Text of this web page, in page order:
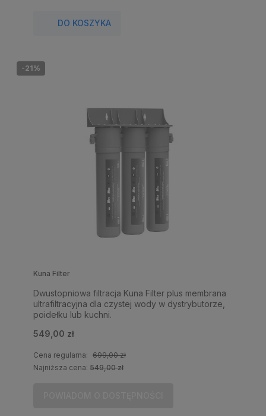
DO KOSZYKA
Kuna Filter
Dwustopniowa filtracja Kuna Filter plus membrana
ultrafiltracyjna dla czystej wody w dystrybutorze,
poidełku lub kuchni.
549,00 zł
Cena regularna: 699,00 zł
Najniższa cena: 549,00 zł
-21%